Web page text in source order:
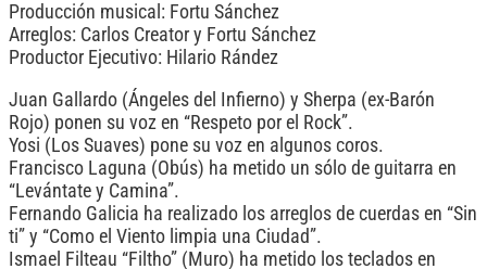
Producción musical: Fortu Sánchez
Arreglos: Carlos Creator y Fortu Sánchez
Productor Ejecutivo: Hilario Rández
Juan Gallardo (Ángeles del Infierno) y Sherpa (ex-Barón
Rojo) ponen su voz en “Respeto por el Rock”.
Yosi (Los Suaves) pone su voz en algunos coros.
Francisco Laguna (Obús) ha metido un sólo de guitarra en
“Levántate y Camina”.
Fernando Galicia ha realizado los arreglos de cuerdas en “Sin
ti” y “Como el Viento limpia una Ciudad”.
Ismael Filteau “Filtho” (Muro) ha metido los teclados en